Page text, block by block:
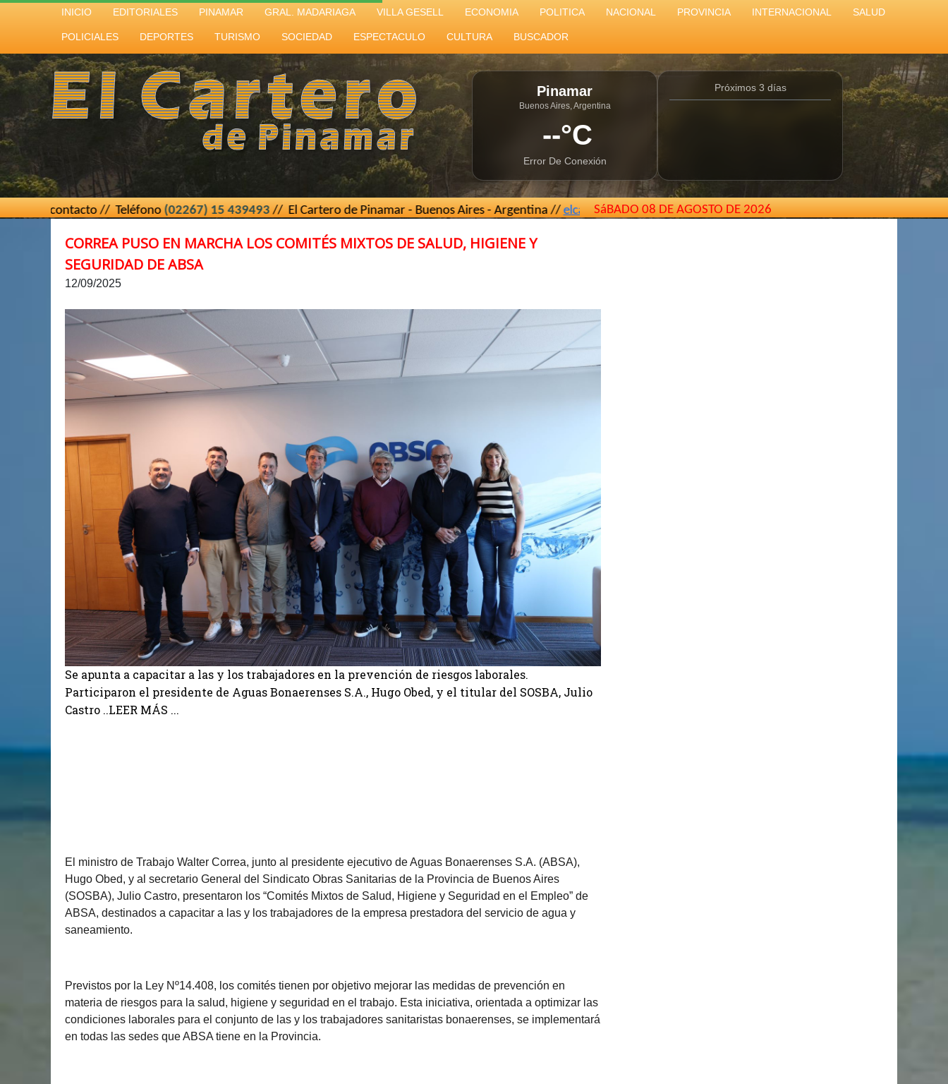
INICIO EDITORIALES PINAMAR GRAL. MADARIAGA VILLA GESELL ECONOMIA POLITICA NACIONAL PROVINCIA INTERNACIONAL SALUD
POLICIALES DEPORTES TURISMO SOCIEDAD ESPECTACULO CULTURA BUSCADOR
Pinamar
Buenos Aires, Argentina
--°C
Error De Conexión
Próximos 3 días
// Teléfono(02267) 15 439493// El Cartero de Pinamar - Buenos Aires - Argentina //elcarterodepinamar@gmail.comSáBADO 08 DE AGOSTO DE 2026
CORREA PUSO EN MARCHA LOS COMITÉS MIXTOS DE SALUD, HIGIENE Y
SEGURIDAD DE ABSA
12/09/2025
Se apunta a capacitar a las y los trabajadores en la prevención de riesgos laborales.
Participaron el presidente de Aguas Bonaerenses S.A., Hugo Obed, y el titular del SOSBA, Julio
Castro ..LEER MÁS ...
El ministro de Trabajo Walter Correa, junto al presidente ejecutivo de Aguas Bonaerenses S.A. (ABSA),
Hugo Obed, y al secretario General del Sindicato Obras Sanitarias de la Provincia de Buenos Aires
(SOSBA), Julio Castro, presentaron los “Comités Mixtos de Salud, Higiene y Seguridad en el Empleo” de
ABSA, destinados a capacitar a las y los trabajadores de la empresa prestadora del servicio de agua y
saneamiento.
Previstos por la Ley Nº14.408, los comités tienen por objetivo mejorar las medidas de prevención en
materia de riesgos para la salud, higiene y seguridad en el trabajo. Esta iniciativa, orientada a optimizar las
condiciones laborales para el conjunto de las y los trabajadores sanitaristas bonaerenses, se implementará
en todas las sedes que ABSA tiene en la Provincia.